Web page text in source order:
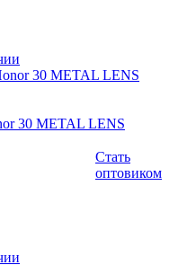
30 METAL LENS
Стать
оптовиком